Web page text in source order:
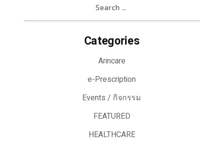
Categories
Arincare
e-Prescription
Events / กิจกรรม
FEATURED
HEALTHCARE